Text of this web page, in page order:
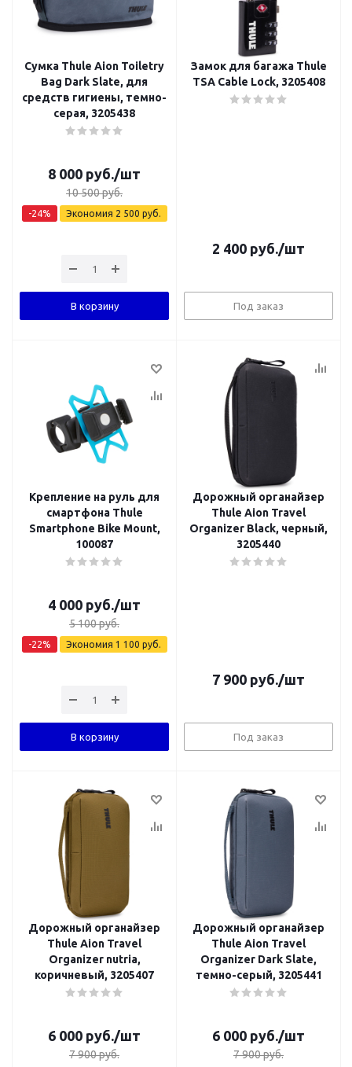
Сумка Thule Aion Toiletry
Bag Dark Slate, для
средств гигиены, темно-
серая, 3205438
8 000 руб./шт
10 500руб.
-24% Экономия 2 500 руб.
В корзину
Замок для багажа Thule
TSA Cable Lock, 3205408
2 400 руб./шт
Под заказ
Крепление на руль для
смартфона Thule
Smartphone Bike Mount,
100087
4 000 руб./шт
5 100руб.
-22% Экономия 1 100 руб.
В корзину
Дорожный органайзер
Thule Aion Travel
Organizer Black, черный,
3205440
7 900 руб./шт
Под заказ
Дорожный органайзер
Thule Aion Travel
Organizer nutria,
коричневый, 3205407
6 000 руб./шт
7 900руб.
Дорожный органайзер
Thule Aion Travel
Organizer Dark Slate,
темно-серый, 3205441
6 000 руб./шт
7 900руб.